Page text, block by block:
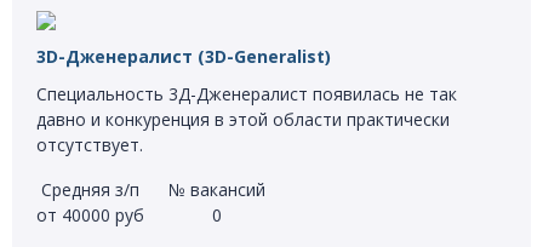
3D-Дженералист (3D-Generalist)
Специальность 3Д-Дженералист появилась не так
давно и конкуренция в этой области практически
отсутствует.
Средняя з/п
от 40000 руб
№ вакансий
0